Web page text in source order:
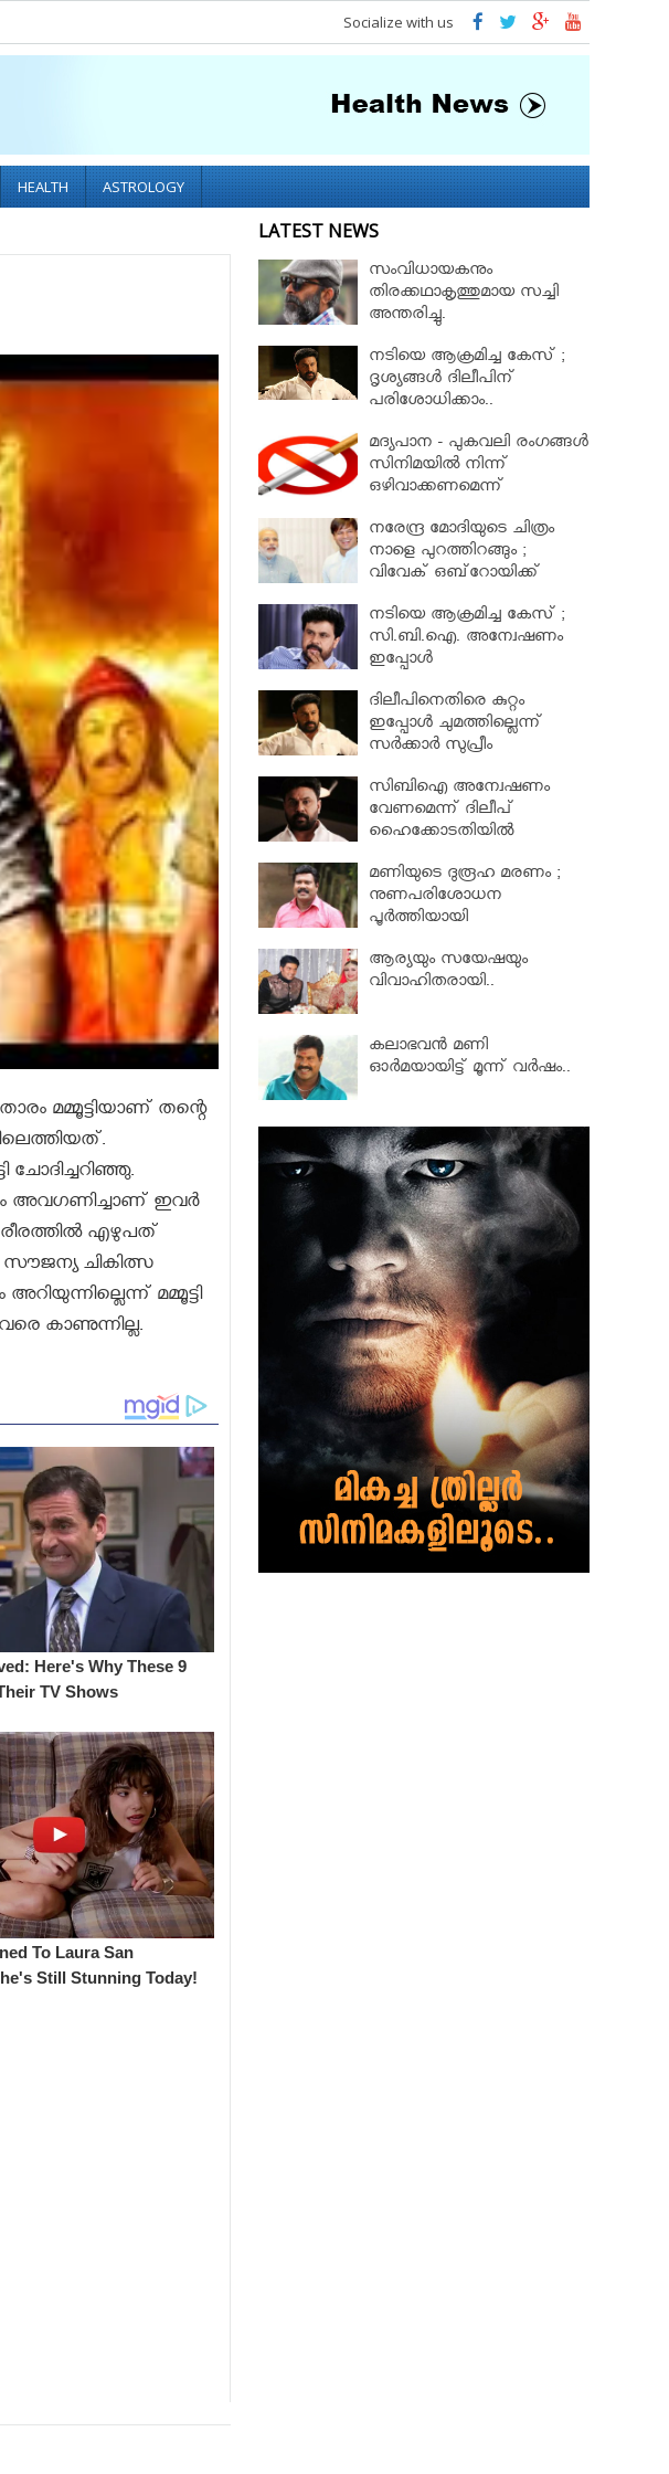
Socialize with us
HEALTH ASTROLOGY
മമ്മൂട്ടിയാണ് തന്റെ
അവഗണിച്ചാണ് ഇവര്‍
എഴുപത്
ചികിത്സ
മമ്മൂട്ടി
കാണുന്നില്ല.
LATEST NEWS
സംവിധായകനും
തിരക്കഥാകൃത്തുമായ സച്ചി
അന്തരിച്ചു.
നടിയെ ആക്രമിച്ച കേസ് ;
ദൃശ്യങ്ങള്‍ ദിലീപിന്
പരിശോധിക്കാം..
സുപ്രീംകോടതി തള്ളി!!
മദ്യപാന - പുകവലി രംഗങ്ങള്‍
സിനിമയില്‍ നിന്ന്
ഒഴിവാക്കണമെന്ന്
നരേന്ദ്ര മോദിയുടെ ചിത്രം
നാളെ പുറത്തിറങ്ങും ;
വിവേക് ഒബ്‌റോയിക്ക്
നടിയെ ആക്രമിച്ച കേസ് ;
സി.ബി.ഐ. അന്വേഷണം
ഇപ്പോള്‍
ഹൈക്കോടതി
ദിലീപിനെതിരെ കുറ്റം
ഇപ്പോൾ ചുമത്തില്ലെന്ന്
സര്‍ക്കാര്‍ സുപ്രീം
നടിയെ ആക്രമിച്ച കേസ്
സിബിഐ അന്വേഷണം
വേണമെന്ന് ദിലീപ്
ഹൈക്കോടതിയിൽ
മണിയുടെ ദുരൂഹ മരണം ;
നുണപരിശോധന
പൂർത്തിയായി
ആര്യയും സയേഷയും
വിവാഹിതരായി..
കലാഭവൻ മണി
ഓര്‍മയായിട്ട് മൂന്ന് വര്‍ഷം..